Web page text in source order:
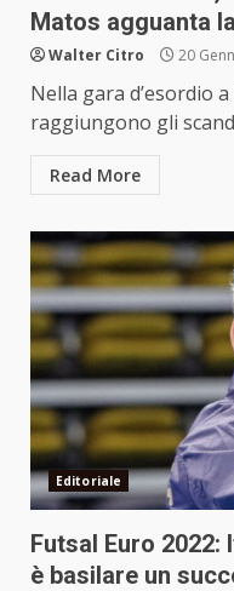
Matos agguanta
Walter Citro 20
Nella gara d’esordio
raggiungono gli
Read More
Editoriale
Futsal Euro 2022:
è basilare un